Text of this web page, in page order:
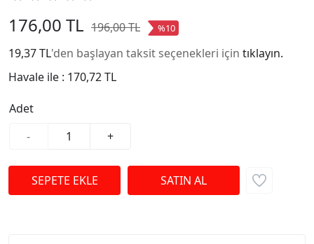
176,00 TL 196,00 TL %10
19,37 TL'den başlayan taksit seçenekleri için tıklayın.
Havale ile : 170,72 TL
Adet
-
+